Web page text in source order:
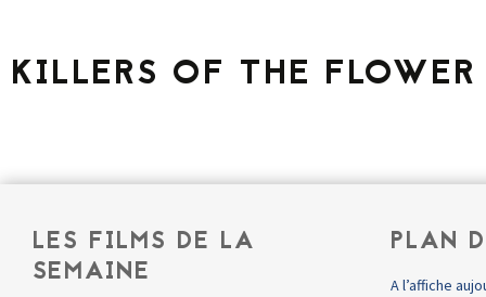
KILLERS OF THE
LES FILMS DE LA
SEMAINE
PLAN
A l’affiche